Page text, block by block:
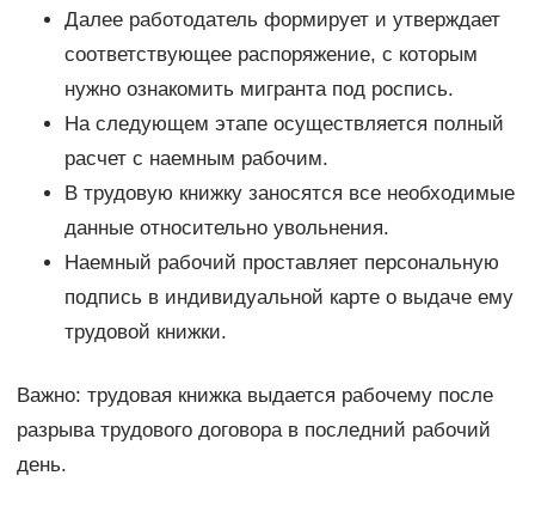
Далее работодатель формирует и утверждает
соответствующее распоряжение, с которым
нужно ознакомить мигранта под роспись.
На следующем этапе осуществляется полный
расчет с наемным рабочим.
В трудовую книжку заносятся все необходимые
данные относительно увольнения.
Наемный рабочий проставляет персональную
подпись в индивидуальной карте о выдаче ему
трудовой книжки.
Важно: трудовая книжка выдается рабочему после
разрыва трудового договора в последний рабочий
день.